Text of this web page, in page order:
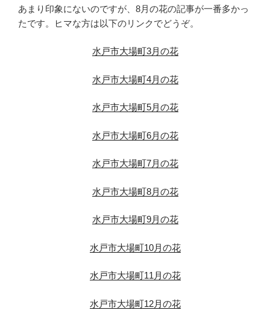
あまり印象にないのですが、8月の花の記事が一番多かっ
たです。ヒマな方は以下のリンクでどうぞ。
水戸市大場町3月の花
水戸市大場町4月の花
水戸市大場町5月の花
水戸市大場町6月の花
水戸市大場町7月の花
水戸市大場町8月の花
水戸市大場町9月の花
水戸市大場町10月の花
水戸市大場町11月の花
水戸市大場町12月の花